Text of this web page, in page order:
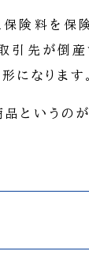
険料を保
引先が倒産
になります。
というの